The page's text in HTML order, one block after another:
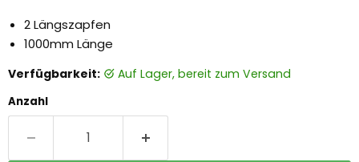
2 Längszapfen
1000mm Länge
Verfügbarkeit: auf Lager, bereit zum Versand
Anzahl